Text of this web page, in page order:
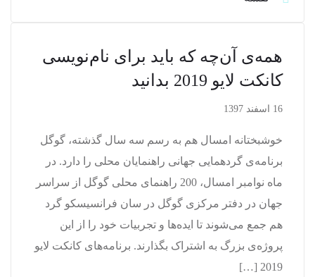
همه‌ی آن‌چه که باید برای نام‌نویسی
کانکت لایو 2019 بدانید
16 اسفند 1397
خوشبختانه امسال هم به رسم سه سال گذشته، گوگل
برنامه‌ی گردهمایی جهانی راهنمایان محلی را دارد. در
ماه نوامبر امسال، 200 راهنمای محلی گوگل از سراسر
جهان در دفتر مرکزی گوگل در سان فرانسیسکو گرد
هم جمع می‌شوند تا ایده‌ها و تجربیات خود را از این
پروژه‌ی بزرگ به اشتراک بگذارند. برنامه‌های کانکت لایو
2019 […]